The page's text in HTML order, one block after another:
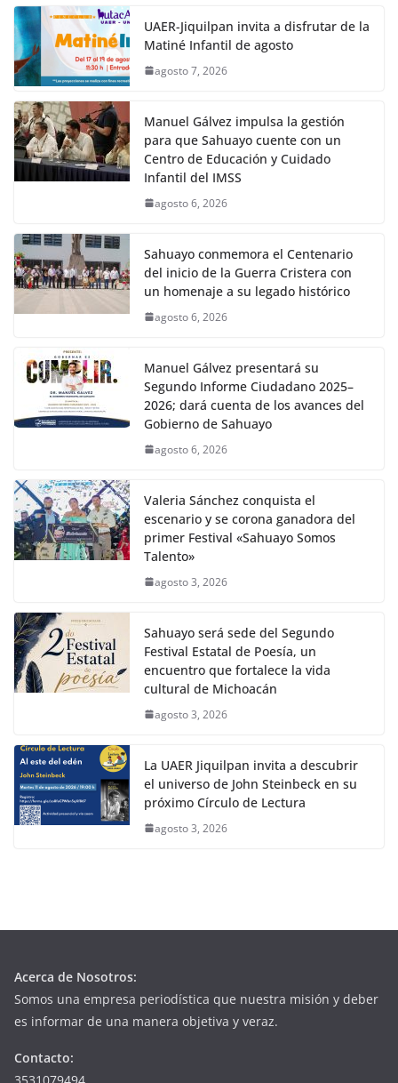
UAER-Jiquilpan invita a disfrutar de la
Matiné Infantil de agosto
agosto 7, 2026
Manuel Gálvez impulsa la gestión
para que Sahuayo cuente con un
Centro de Educación y Cuidado
Infantil del IMSS
agosto 6, 2026
Sahuayo conmemora el Centenario
del inicio de la Guerra Cristera con
un homenaje a su legado histórico
agosto 6, 2026
Manuel Gálvez presentará su
Segundo Informe Ciudadano 2025–
2026; dará cuenta de los avances del
Gobierno de Sahuayo
agosto 6, 2026
Valeria Sánchez conquista el
escenario y se corona ganadora del
primer Festival «Sahuayo Somos
Talento»
agosto 3, 2026
Sahuayo será sede del Segundo
Festival Estatal de Poesía, un
encuentro que fortalece la vida
cultural de Michoacán
agosto 3, 2026
La UAER Jiquilpan invita a descubrir
el universo de John Steinbeck en su
próximo Círculo de Lectura
agosto 3, 2026
Acerca de Nosotros:
Somos una empresa periodística que nuestra misión y deber
es informar de una manera objetiva y veraz.
Contacto: